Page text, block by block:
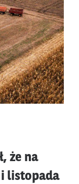
że na
listopada